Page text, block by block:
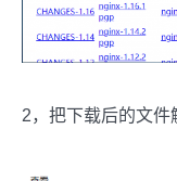
2，把下载后的文件